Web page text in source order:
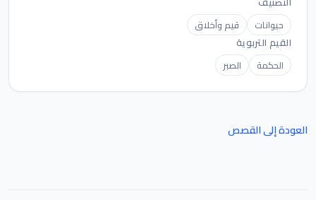
حيوانات
قيم وأخلاق
القيم التربوية
الحكمة
الصبر
العودة إلى القصص